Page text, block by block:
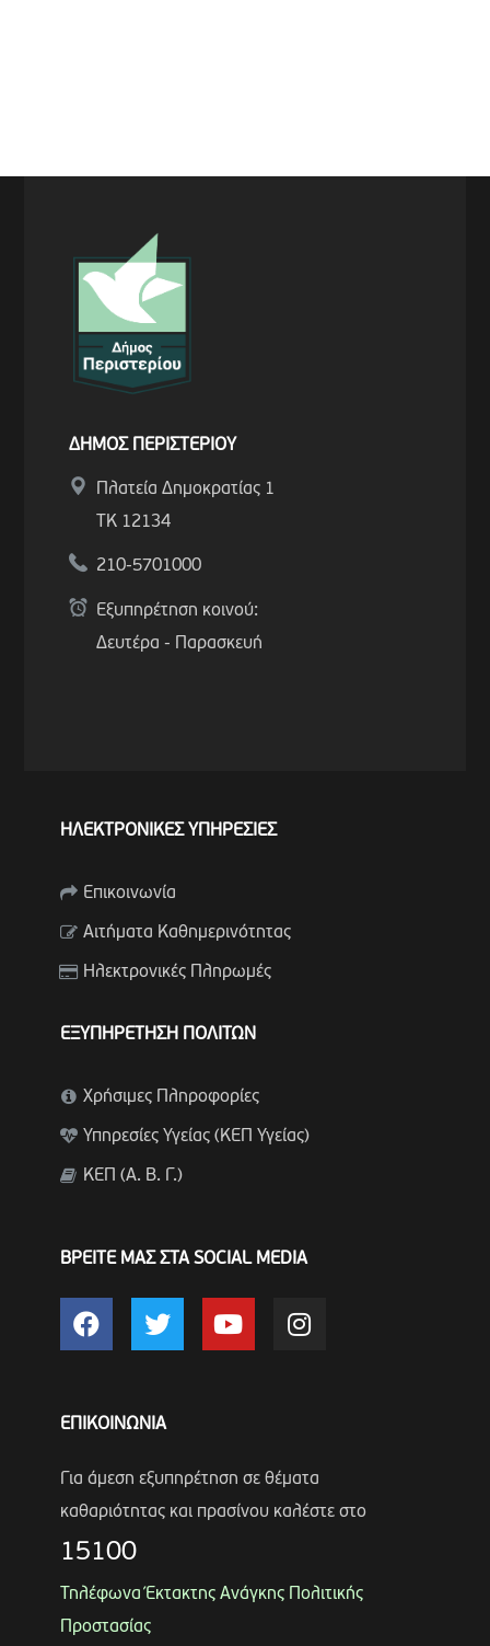
ΔΗΜΟΣ ΠΕΡΙΣΤΕΡΙΟΥ
Πλατεία Δημοκρατίας 1
ΤΚ 12134
210-5701000
Εξυπηρέτηση κοινού:
Δευτέρα - Παρασκευή
ΗΛΕΚΤΡΟΝΙΚΕΣ ΥΠΗΡΕΣΙΕΣ
Επικοινωνία
Αιτήματα Καθημερινότητας
Ηλεκτρονικές Πληρωμές
ΕΞΥΠΗΡΕΤΗΣΗ ΠΟΛΙΤΩΝ
Χρήσιμες Πληροφορίες
Υπηρεσίες Υγείας (ΚΕΠ Υγείας)
ΚΕΠ (Α. Β. Γ.)
ΒΡΕΙΤΕ ΜΑΣ ΣΤΑ SOCIAL MEDIA
ΕΠΙΚΟΙΝΩΝΙΑ
Για άμεση εξυπηρέτηση σε θέματα
καθαριότητας και πρασίνου καλέστε στο
15100
Τηλέφωνα Έκτακτης Ανάγκης Πολιτικής
Προστασίας